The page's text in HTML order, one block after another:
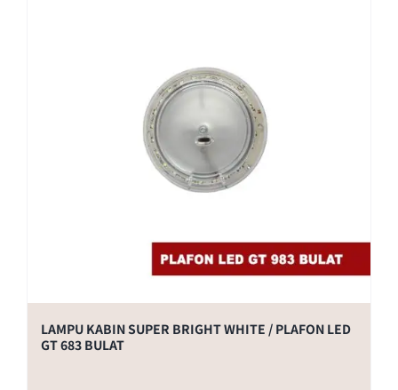
LAMPU KABIN SUPER BRIGHT WHITE / PLAFON LED
GT 683 BULAT